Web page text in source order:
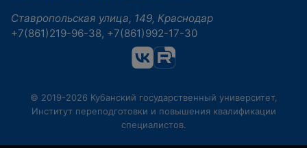
Ставропольская улица, 149, Краснодар
+7(861)219-96-38, +7(861)992-17-30
© 2019-2026 Кубанский государственный университет,
Институт переподготовки и повышения квалификации
специалистов.